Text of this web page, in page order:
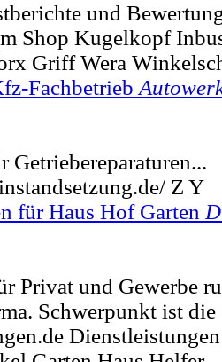
und
Shop Kugelkopf
Griff Wera
Fachbetrieb
Getriebereparaturen...
Z Y
für Haus Hof Garten
Privat und Gewerbe
Schwerpunkt ist die